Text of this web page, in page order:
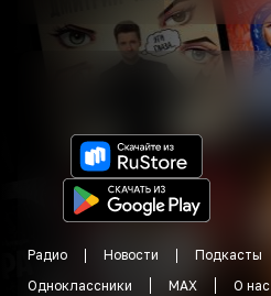
Радио Новости Подкасты
Одноклассники
MAX О нас